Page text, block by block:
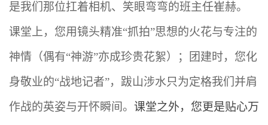
是我们那位扛着相机、笑眼弯弯的班主任崔赫。
课堂上，您用镜头精准“抓拍”思想的火花与专注的
神情（偶有“神游”亦成珍贵花絮）；团建时，您化
身敬业的“战地记者”，跋山涉水只为定格我们并肩
作战的英姿与开怀瞬间。 课堂之外，您更是贴心万